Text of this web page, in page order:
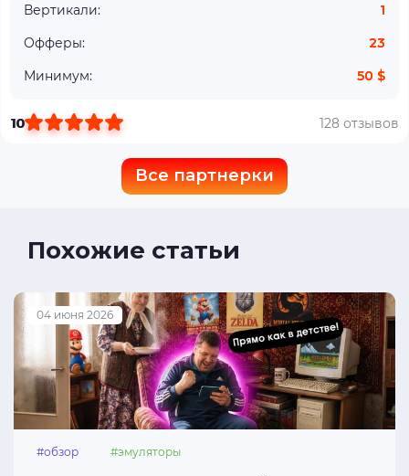
Вертикали:
1
Офферы:
23
Минимум:
50 $
10 128 отзывов
Все партнерки
Похожие статьи
04 июня 2026
#обзор #эмуляторы